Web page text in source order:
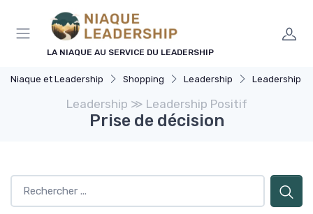
LA NIAQUE AU SERVICE DU LEADERSHIP
Niaque et Leadership Shopping Leadership Leadership
Leadership ≫ Leadership Positif
Prise de décision